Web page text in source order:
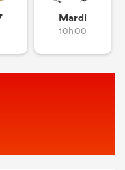
Mardi
10h00